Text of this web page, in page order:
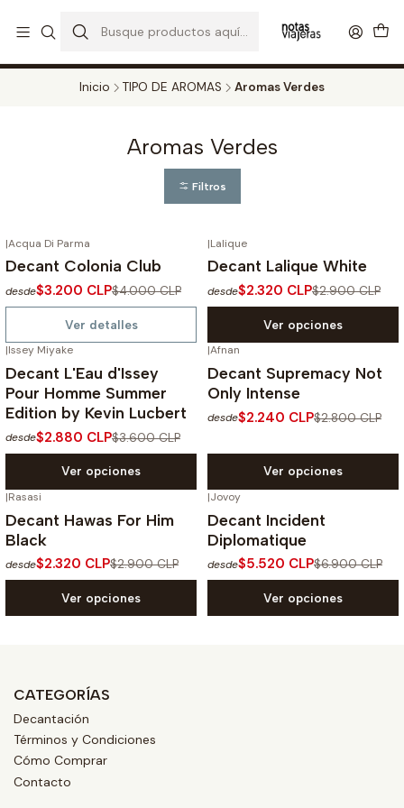
TODOS LOS DECANTS
Inicio TIPO DE AROMAS Aromas Verdes
Aromas Verdes
Filtros
-20% OFF
No disponible
|Acqua Di Parma
Decant Colonia Club
desde$3.200 CLP$4.000 CLP
Ver detalles
-20%
|Lalique
Decant Lalique White
desde$2.320 CLP$2.900 CLP
Ver opciones
-20% OFF
|Issey Miyake
Decant L'Eau d'Issey
Pour Homme Summer
Edition by Kevin Lucbert
desde$2.880 CLP$3.600 CLP
Ver opciones
|Afnan
Decant Supremacy Not
Only Intense
desde$2.240 CLP$2.800 CLP
Ver opciones
-20%
|Rasasi
Decant Hawas For Him
Black
desde$2.320 CLP$2.900 CLP
Ver opciones
-20%
|Jovoy
Decant Incident
Diplomatique
desde$5.520 CLP$6.900 CLP
Ver opciones
CATEGORÍAS
Decantación
Términos y Condiciones
Cómo Comprar
Contacto